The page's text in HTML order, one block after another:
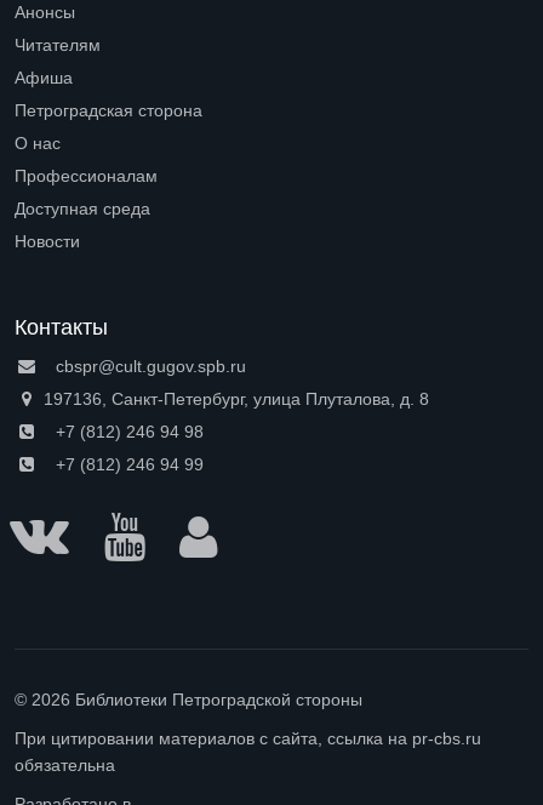
Анонсы
Читателям
Афиша
Петроградская сторона
О нас
Профессионалам
Доступная среда
Новости
Контакты
cbspr@cult.gugov.spb.ru
197136, Санкт-Петербург, улица Плуталова, д. 8
+7 (812) 246 94 98
+7 (812) 246 94 99
© 2026 Библиотеки Петроградской стороны
При цитировании материалов с сайта, ссылка на pr-cbs.ru
обязательна